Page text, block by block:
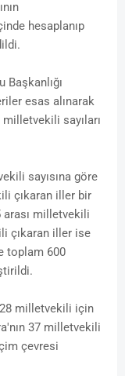
hesaplanıp
esas alınarak
sayıları
sayısına göre
çıkaran iller bir
milletvekili
çıkaran iller ise
toplam 600
milletvekili için
37 milletvekili
çevresi